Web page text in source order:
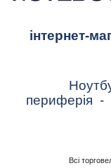
інтернет-
периферія -
Всі